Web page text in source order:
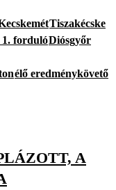
Tiszakécske
fordulóDiósgyőr
élő eredménykövető
A